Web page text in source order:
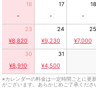
16
-
17
-
18
-
23
¥8,820
24
¥9,230
25
¥7,000
30
¥8,910
31
¥4,500
※カレンダーの料金は一定時間ごとに更
がございます。あらかじめご了承くださ